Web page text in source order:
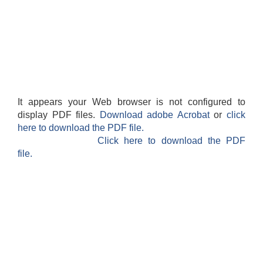
It appears your Web browser is not configured to
display PDF files.
Download adobe Acrobatorclick
here to download the PDF file.
Click here to download the PDF
file.